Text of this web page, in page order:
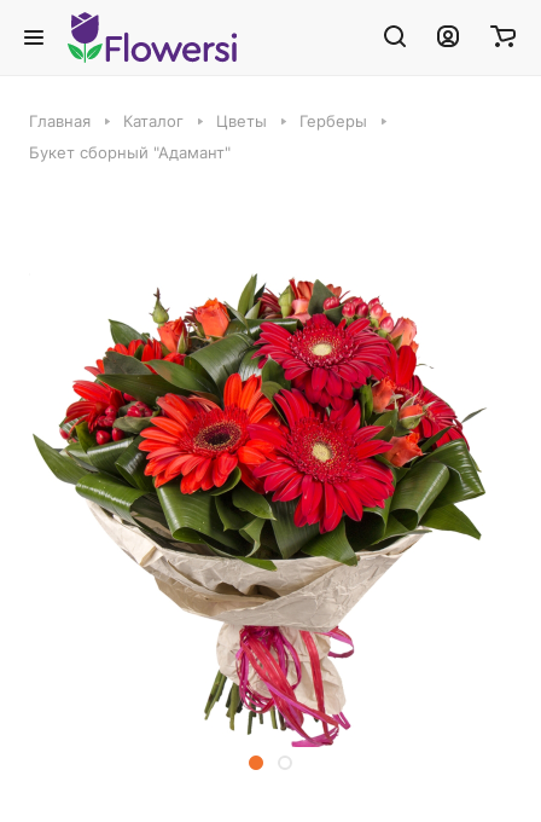
Главная Каталог Цветы
Герберы
Букет сборный "Адамант"